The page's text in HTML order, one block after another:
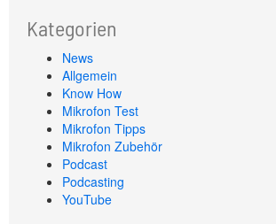
Kategorien
News
Allgemein
Know How
Mikrofon Test
Mikrofon Tipps
Mikrofon Zubehör
Podcast
Podcasting
YouTube